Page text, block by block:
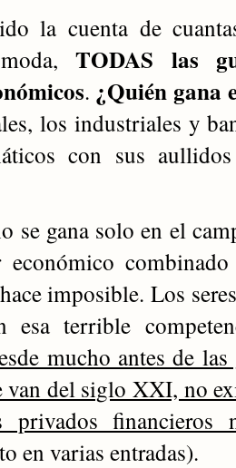
la cuenta de
TODAS las
. ¿Quién gana
los industriales y
con sus
se gana solo en el
económico
imposible. Los
esa terrible
mucho antes de
del siglo XXI, no
privados financieros
en varias entradas).